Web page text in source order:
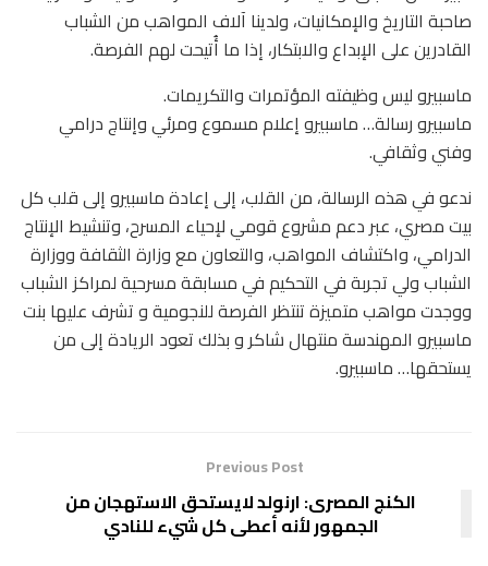
صاحبة التاريخ والإمكانيات، ولدينا آلاف المواهب من الشباب
القادرين على الإبداع والابتكار، إذا ما أُتيحت لهم الفرصة.
ماسبيرو ليس وظيفته المؤتمرات والتكريمات.
ماسبيرو رسالة… ماسبيرو إعلام مسموع ومرئي وإنتاج درامي
وفني وثقافي.
ندعو في هذه الرسالة، من القلب، إلى إعادة ماسبيرو إلى قلب كل
بيت مصري، عبر دعم مشروع قومي لإحياء المسرح، وتنشيط الإنتاج
الدرامي، واكتشاف المواهب، والتعاون مع وزارة الثقافة ووزارة
الشباب ولي تجربة في التحكيم في مسابقة مسرحية لمراكز الشباب
ووجدت مواهب متميزة تنتظر الفرصة للنجومية و تشرف عليها بنت
ماسبيرو المهندسة منتهال شاكر و بذلك تعود الريادة إلى من
يستحقها… ماسبيرو.
Previous Post
الكنج المصرى: ارنولد لايستحق الاستهجان من
الجمهور لأنه أعطى كل شيء للنادي